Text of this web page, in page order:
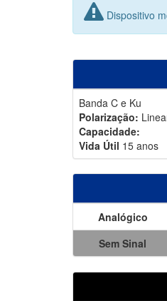
Dispositivo
Banda C e Ku
Polarização:
Capacidade:
Vida Útil 15 anos
Analógico
Sem Sinal